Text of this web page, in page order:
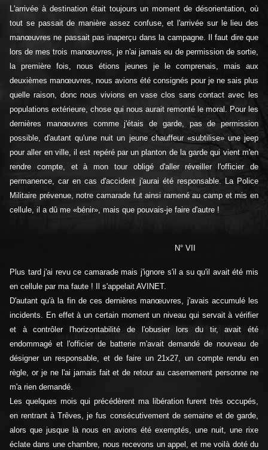
L'arrivée à destination était toujours un moment de désorientation, où
tout se passait de manière assez confuse, et l'arrivée sur le lieu des
manœuvres ne passait pas inaperçu dans la campagne. Il faut dire que
lors de mes trois manœuvres, je n'ai jamais eu de permission de sortie,
la première fois, nous étions jeunes je le comprenais, mais aux
deuxièmes manœuvres, nous avions été consignés pour je ne sais plus
quelle raison, donc nous vivions en vase clos sans contact avec les
populations extérieure, chose qui nous aurait remonté le moral. Pour les
dernières manœuvres comme j'étais de garde, pas de permission
possible, d'autant qu'une nuit un jeune chauffeur «subtilise» une jeep
pour aller en ville, il est repéré par un planton de la garde qui vient m'en
rendre compte, et à mon tour obligé d'aller réveiller l'officier de
permanence, car en cas d'accident j'aurai été responsable. La Police
Militaire prévenue, notre camarade fut ainsi ramené au camp et mis en
cellule, il a dû me «bénir», mais que pouvais-je faire d'autre !
N° VII
Plus tard j'ai revu ce camarade mais j'ignore s'il a su qu'il avait été mis
en cellule par ma faute ! Il s'appelait AVINET.
D'autant qu'à la fin de ces dernières manœuvres, j'avais accumulé les
incidents. En effet à un certain moment un niveau qui servait à vérifier
et à contrôler l'horizontabilité de l'obusier lors du tir, avait été
endommagé et l'officier de batterie m'avait demandé de nouveau de
désigner un responsable, et de faire un 21x27, un compte rendu en
règle, or je ne l'ai jamais fait et de retour au casernement personne ne
m'a rien demandé.
Les quelques mois qui précédèrent ma libération furent très occupés,
en rentrant à Trêves, je fus consécutivement de semaine et de garde,
alors que jusque là nous en avions été exemptés, une nuit, une rixe
éclate dans une chambre, nous recevons un appel, et me voilà doté du